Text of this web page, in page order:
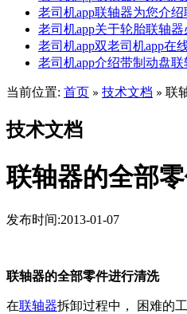
老司机app联轴器为您介
老司机app关于轮胎联轴
老司机app双老司机app在
老司机app介绍带制动盘联
当前位置: 首页 » 技术文档 » 联
技术文档
联轴器的全部
发布时间:2013-01-07
联轴器的全部零件进行清洗
在联轴器拆卸过程中， 困难的